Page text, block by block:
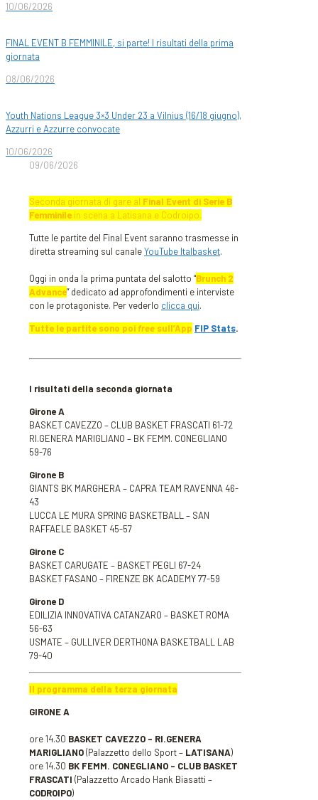
10/06/2026
FINAL EVENT B FEMMINILE, si parte! I risultati della prima
giornata
08/06/2026
Youth Nations League 3×3 Under 23 a Vilnius (16/18 giugno),
Azzurri e Azzurre convocate
10/06/2026
09/06/2026
Seconda giornata di gare al Final Event di Serie B
Femminile in scena a Latisana e Codroipo.
Tutte le partite del Final Event saranno trasmesse in
diretta streaming sul canaleYouTube Italbasket.
Oggi in onda la prima puntata del salotto “Brunch 2
Advance” dedicato ad approfondimenti e interviste
con le protagoniste. Per vederlo clicca qui.
Tutte le partite sono poi free sull’App FIP Stats.
I risultati della seconda giornata
Girone A
BASKET CAVEZZO – CLUB BASKET FRASCATI 61-72
RI.GENERA MARIGLIANO – BK FEMM. CONEGLIANO
59-76
Girone B
GIANTS BK MARGHERA – CAPRA TEAM RAVENNA 46-
43
LUCCA LE MURA SPRING BASKETBALL – SAN
RAFFAELE BASKET 45-57
Girone C
BASKET CARUGATE – BASKET PEGLI 67-24
BASKET FASANO – FIRENZE BK ACADEMY 77-59
Girone D
EDILIZIA INNOVATIVA CATANZARO – BASKET ROMA
56-63
USMATE – GULLIVER DERTHONA BASKETBALL LAB
79-40
Il programma della terza giornata
GIRONE A
ore 14.30 BASKET CAVEZZO – RI.GENERA
MARIGLIANO(Palazzetto dello Sport – LATISANA)
ore 14.30 BK FEMM. CONEGLIANO – CLUB BASKET
FRASCATI (Palazzetto Arcado Hank Biasatti –
CODROIPO)